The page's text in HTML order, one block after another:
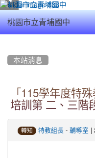
桃園市立青埔國中
本站消息
「115學年度特
培訓第 二、三階
轉知 特教組長 - 輔導室 |